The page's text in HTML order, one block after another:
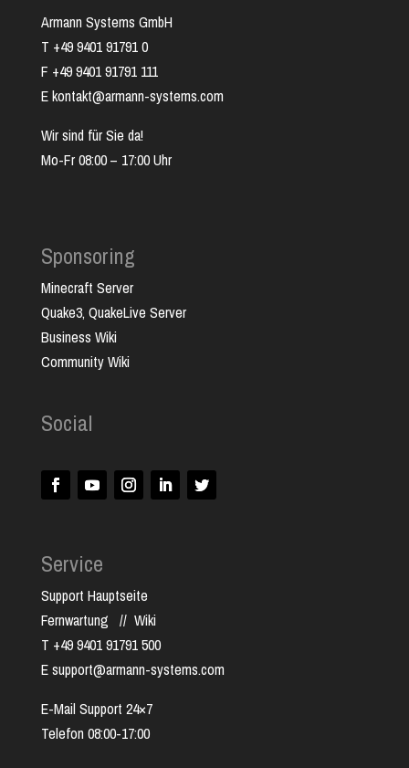
Armann Systems GmbH
T +49 9401 91791 0
F +49 9401 91791 111
E kontakt@armann-systems.com
Wir sind für Sie da!
Mo-Fr 08:00 – 17:00 Uhr
Sponsoring
Minecraft Server
Quake3, QuakeLive Server
Business Wiki
Community Wiki
Social
Service
Support Hauptseite
Fernwartung // Wiki
T +49 9401 91791 500
E support@armann-systems.com
E-Mail Support 24×7
Telefon 08:00-17:00